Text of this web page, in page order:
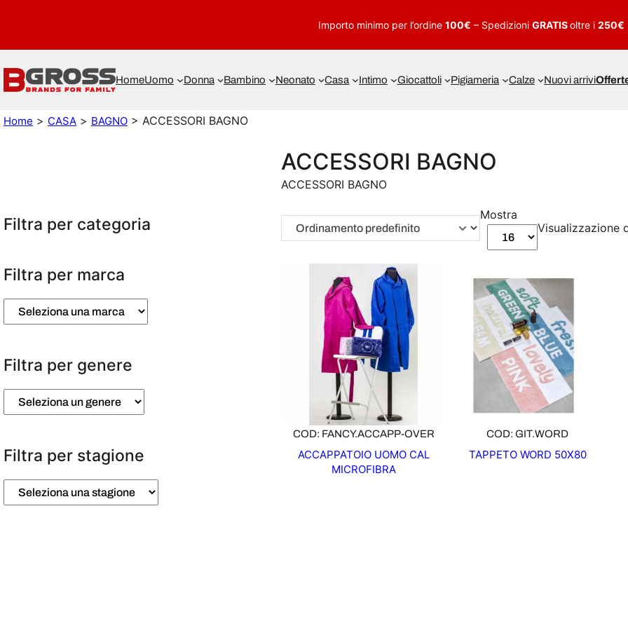
Importo minimo per l’ordine 100€ – Spedizioni GRATISoltre i 250€
HomeUomo Donna Bambino Neonato Casa Intimo Giocattoli Pigiameria Calze Nuovi arrivi
Home > CASA > BAGNO > ACCESSORI BAGNO
Filtra per categoria
Filtra per marca
Filtra per genere
Filtra per stagione
ACCESSORI BAGNO
ACCESSORI BAGNO
Mostra
Visualizzazione
COD: FANCY.ACCAPP-OVER
ACCAPPATOIO UOMO CAL
MICROFIBRA
COD: GIT.WORD
TAPPETO WORD 50X80